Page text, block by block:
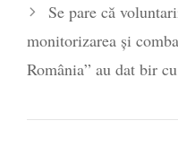
Se pare că
monitorizarea și
România” au dat bir